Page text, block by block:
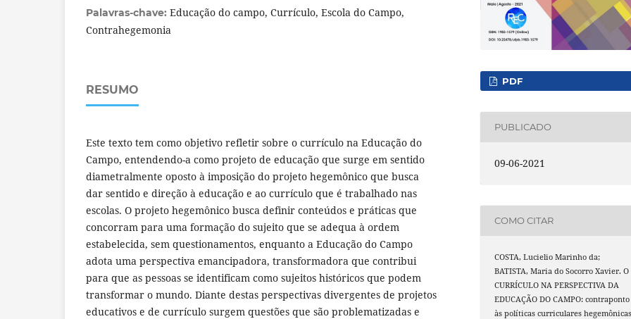
Palavras-chave: Educação do campo, Currículo, Escola do Campo,
Contrahegemonia
RESUMO
Este texto tem como objetivo refletir sobre o currículo na Educação do
Campo, entendendo-a como projeto de educação que surge em sentido
diametralmente oposto à imposição do projeto hegemônico que busca
dar sentido e direção à educação e ao currículo que é trabalhado nas
escolas. O projeto hegemônico busca definir conteúdos e práticas que
concorram para uma formação do sujeito que se adequa à ordem
estabelecida, sem questionamentos, enquanto a Educação do Campo
adota uma perspectiva emancipadora, transformadora que contribui
para que as pessoas se identificam como sujeitos históricos que podem
transformar o mundo. Diante destas perspectivas divergentes de projetos
educativos e de currículo surgem questões que são problematizadas e
PDF
PUBLICADO
09-06-2021
COMO CITAR
COSTA, Lucielio Marinho da;
BATISTA, Maria do Socorro Xavier. O
CURRÍCULO NA PERSPECTIVA DA
EDUCAÇÃO DO CAMPO: contraponto
às políticas curriculares